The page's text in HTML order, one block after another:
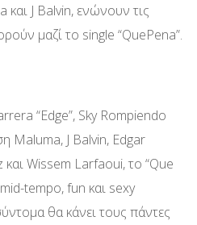
J Balvin, ενώνουν τις
μαζί το single “QuePena”.
“Edge”, Sky Rompiendo
Maluma, J Balvin, Edgar
Wissem Larfaoui, το “Que
mid-tempo, fun και sexy
θα κάνει τους πάντες